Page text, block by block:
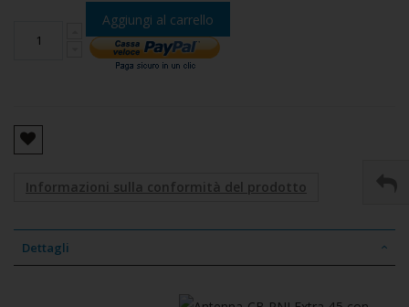
Aggiungi al carrello
Informazioni sulla conformità del prodotto
Dettagli